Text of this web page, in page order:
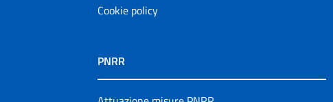
Cookie policy
PNRR